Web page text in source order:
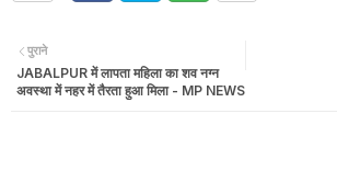
पुराने
JABALPUR में लापता महिला का शव नग्न
अवस्था में नहर में तैरता हुआ मिला - MP NEWS